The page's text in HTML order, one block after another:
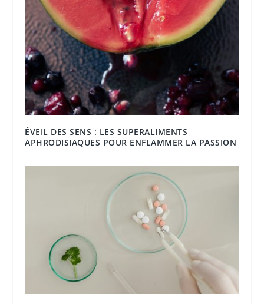
ÉVEIL DES SENS : LES SUPERALIMENTS
APHRODISIAQUES POUR ENFLAMMER LA PASSION